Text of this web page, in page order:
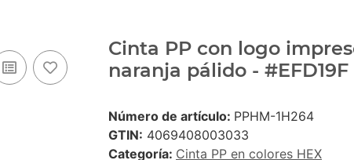
Cinta PP con logo
naranja pálido -
Número de artículo: PPHM-1H264
GTIN: 4069408003033
Categoría: Cinta PP en colores HEX